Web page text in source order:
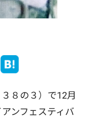
８の３）で12月
ンフェスティバ